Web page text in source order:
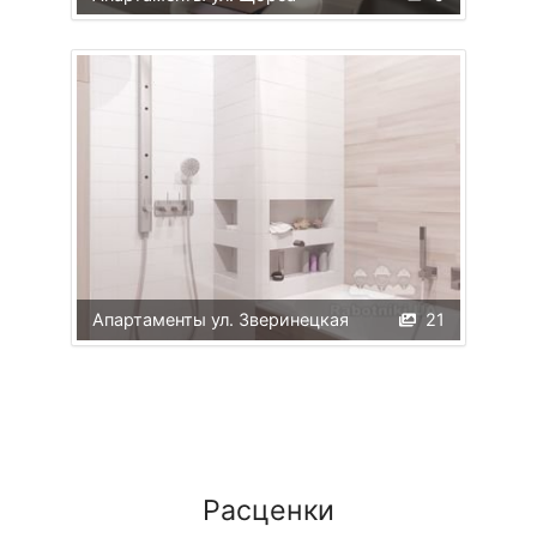
21
Апартаменты ул. Зверинецкая
Расценки